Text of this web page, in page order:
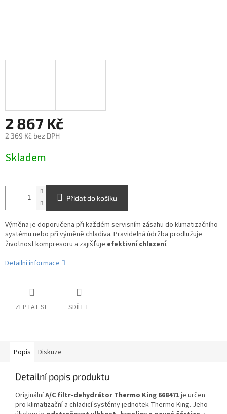
2 867 Kč
2 369 Kč bez DPH
cena:
Skladem
Přidat do košíku
Výměna je doporučena při každém servisním zásahu do klimatizačního
systému nebo při výměně chladiva. Pravidelná údržba prodlužuje
životnost kompresoru a zajišťuje efektivní chlazení.
Detailní informace
ZEPTAT SE SDÍLET
Popis Diskuze
Detailní popis produktu
OriginálníA/C filtr-dehydrátor Thermo King 668471je určen
pro klimatizační a chladicí systémy jednotek Thermo King. Jeho